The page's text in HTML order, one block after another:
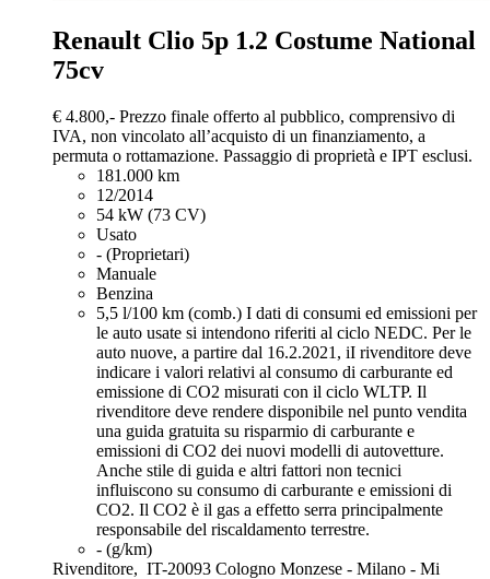
Renault Clio 5p 1.2 Costume National
75cv
€ 4.800,- Prezzo finale offerto al pubblico, comprensivo di
IVA, non vincolato all’acquisto di un finanziamento, a
permuta o rottamazione. Passaggio di proprietà e IPT esclusi.
181.000 km
12/2014
54 kW (73 CV)
Usato
- (Proprietari)
Manuale
Benzina
5,5 l/100 km (comb.) I dati di consumi ed emissioni per
le auto usate si intendono riferiti al ciclo NEDC. Per le
auto nuove, a partire dal 16.2.2021, iI rivenditore deve
indicare i valori relativi al consumo di carburante ed
emissione di CO2 misurati con il ciclo WLTP. Il
rivenditore deve rendere disponibile nel punto vendita
una guida gratuita su risparmio di carburante e
emissioni di CO2 dei nuovi modelli di autovetture.
Anche stile di guida e altri fattori non tecnici
influiscono su consumo di carburante e emissioni di
CO2. Il CO2 è il gas a effetto serra principalmente
responsabile del riscaldamento terrestre.
- (g/km)
Rivenditore, IT-20093 Cologno Monzese - Milano - Mi